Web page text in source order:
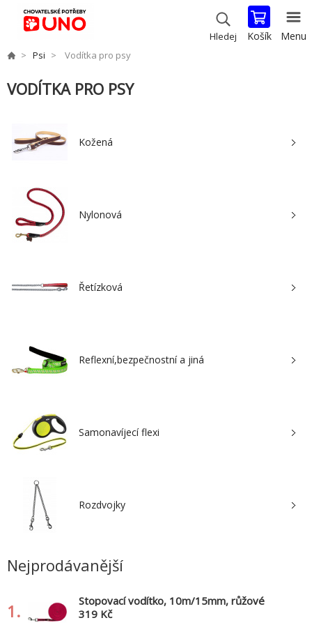
Hledej Košík Menu
Psi Vodítka pro psy
VODÍTKA PRO PSY
Kožená
Nylonová
Řetízková
Reflexní,bezpečnostní a jiná
Samonavíjecí flexi
Rozdvojky
Nejprodávanější
1.
Stopovací vodítko, 10m/15mm, růžové
319 Kč